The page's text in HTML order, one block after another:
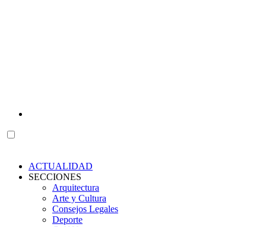
ACTUALIDAD
SECCIONES
Arquitectura
Arte y Cultura
Consejos Legales
Deporte